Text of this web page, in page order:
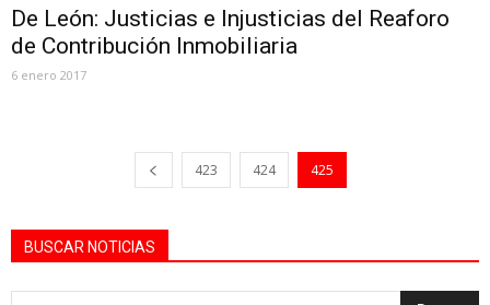
De León: Justicias e Injusticias del Reaforo
de Contribución Inmobiliaria
6 enero 2017
423 424 425
BUSCAR NOTICIAS